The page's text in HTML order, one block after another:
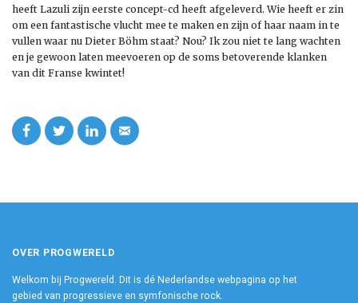
heeft Lazuli zijn eerste concept-cd heeft afgeleverd. Wie heeft er zin
om een fantastische vlucht mee te maken en zijn of haar naam in te
vullen waar nu Dieter Böhm staat? Nou? Ik zou niet te lang wachten
en je gewoon laten meevoeren op de soms betoverende klanken
van dit Franse kwintet!
OVER PROGWERELD
Welkom bij Progwereld. Dit is dé Nederlandse webpagina op het
gebied van progressieve en symfonische rock.